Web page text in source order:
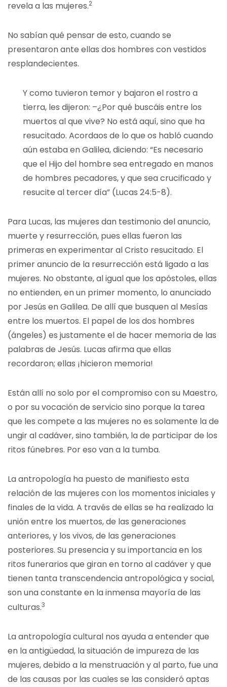
revela a las mujeres.2
No sabían qué pensar de esto, cuando se
presentaron ante ellas dos hombres con vestidos
resplandecientes.
Y como tuvieron temor y bajaron el rostro a
tierra, les dijeron: –¿Por qué buscáis entre los
muertos al que vive? No está aquí, sino que ha
resucitado. Acordaos de lo que os habló cuando
aún estaba en Galilea, diciendo: “Es necesario
que el Hijo del hombre sea entregado en manos
de hombres pecadores, y que sea crucificado y
resucite al tercer día” (Lucas 24:5-8).
Para Lucas, las mujeres dan testimonio del anuncio,
muerte y resurrección, pues ellas fueron las
primeras en experimentar al Cristo resucitado. El
primer anuncio de la resurrección está ligado a las
mujeres. No obstante, al igual que los apóstoles, ellas
no entienden, en un primer momento, lo anunciado
por Jesús en Galilea. De allí que busquen al Mesías
entre los muertos. El papel de los dos hombres
(ángeles) es justamente el de hacer memoria de las
palabras de Jesús. Lucas afirma que ellas
recordaron; ellas ¡hicieron memoria!
Están allí no solo por el compromiso con su Maestro,
o por su vocación de servicio sino porque la tarea
que les compete a las mujeres no es solamente la de
ungir al cadáver, sino también, la de participar de los
ritos fúnebres. Por eso van a la tumba.
La antropología ha puesto de manifiesto esta
relación de las mujeres con los momentos iniciales y
finales de la vida. A través de ellas se ha realizado la
unión entre los muertos, de las generaciones
anteriores, y los vivos, de las generaciones
posteriores. Su presencia y su importancia en los
ritos funerarios que giran en torno al cadáver y que
tienen tanta transcendencia antropológica y social,
son una constante en la inmensa mayoría de las
culturas.3
La antropología cultural nos ayuda a entender que
en la antigüedad, la situación de impureza de las
mujeres, debido a la menstruación y al parto, fue una
de las causas por las cuales se las consideró aptas